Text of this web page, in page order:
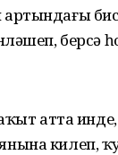
атта